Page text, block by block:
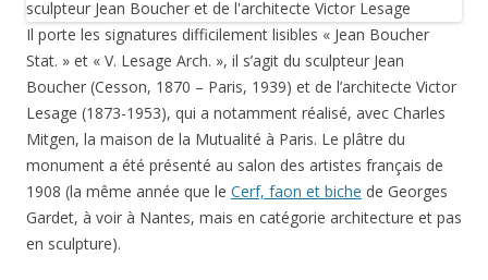
Il porte les signatures difficilement lisibles « Jean Boucher
Stat. » et « V. Lesage Arch. », il s’agit du sculpteur Jean
Boucher (Cesson, 1870 – Paris, 1939) et de l’architecte Victor
Lesage (1873-1953), qui a notamment réalisé, avec Charles
Mitgen, la maison de la Mutualité à Paris. Le plâtre du
monument a été présenté au salon des artistes français de
1908 (la même année que le Cerf, faon et biche de Georges
Gardet, à voir à Nantes, mais en catégorie architecture et pas
en sculpture).